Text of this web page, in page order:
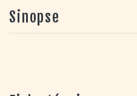
Plauto, assim como
marcantes da sua vida
Através de relatos de
Sinopse